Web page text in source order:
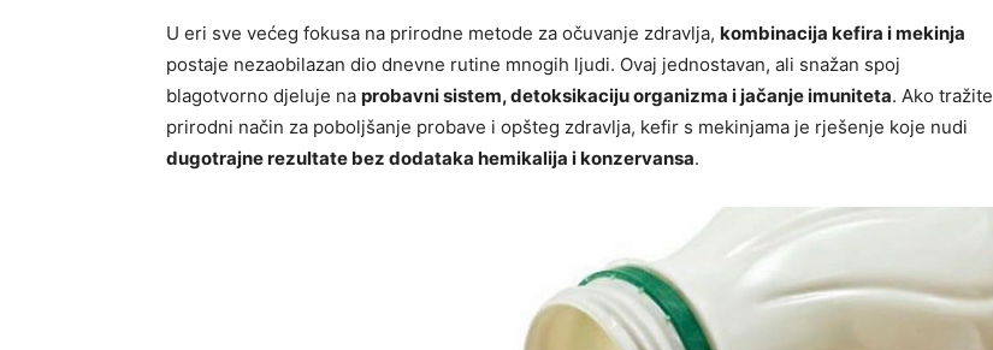
U eri sve većeg fokusa na prirodne metode za očuvanje zdravlja, kombinacija kefira i mekinja
postaje nezaobilazan dio dnevne rutine mnogih ljudi. Ovaj jednostavan, ali snažan spoj
blagotvorno djeluje na probavni sistem, detoksikaciju organizma i jačanje imuniteta. Ako tražite
prirodni način za poboljšanje probave i opšteg zdravlja, kefir s mekinjama je rješenje koje nudi
dugotrajne rezultate bez dodataka hemikalija i konzervansa.